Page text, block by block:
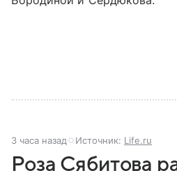
3 часа назад Источник: Life.ru
Роза Сябитова